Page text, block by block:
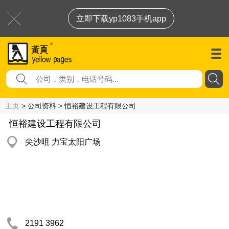
立即下载yp1083手机app
主页 > 公司资料 > 恒裕建设工程有限公司
恒裕建设工程有限公司
尖沙咀 力宝太阳广场
2191 3962